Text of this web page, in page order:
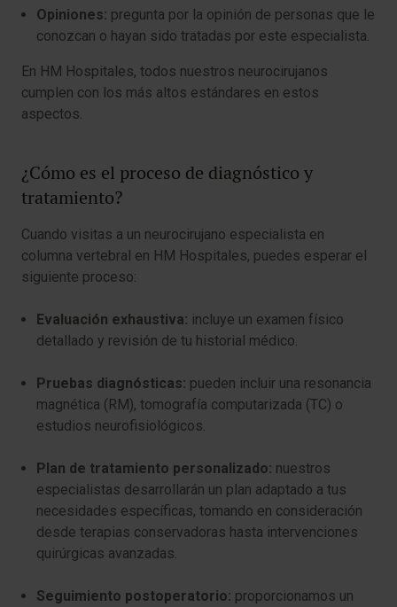
Opiniones: pregunta por la opinión de personas que le
conozcan o hayan sido tratadas por este especialista.
En HM Hospitales, todos nuestros neurocirujanos
cumplen con los más altos estándares en estos
aspectos.
¿Cómo es el proceso de diagnóstico y
tratamiento?
Cuando visitas a un neurocirujano especialista en
columna vertebral en HM Hospitales, puedes esperar el
siguiente proceso:
Evaluación exhaustiva: incluye un examen físico
detallado y revisión de tu historial médico.
Pruebas diagnósticas: pueden incluir una resonancia
magnética (RM), tomografía computarizada (TC) o
estudios neurofisiológicos.
Plan de tratamiento personalizado: nuestros
especialistas desarrollarán un plan adaptado a tus
necesidades específicas, tomando en consideración
desde terapias conservadoras hasta intervenciones
quirúrgicas avanzadas.
Seguimiento postoperatorio: proporcionamos un